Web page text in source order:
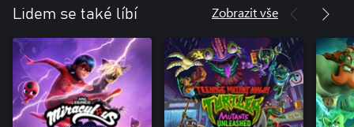
Lidem se také líbí Zobrazit vše